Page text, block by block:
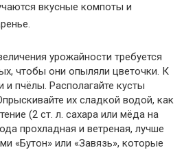
вкусные компоты и
урожайности требуется
чтобы они опыляли цветочки. К
и пчёлы. Располагайте кусты
их сладкой водой, как
(2 ст. л. сахара или мёда на
прохладная и ветреная, лучше
«Бутон» или «Завязь», которые